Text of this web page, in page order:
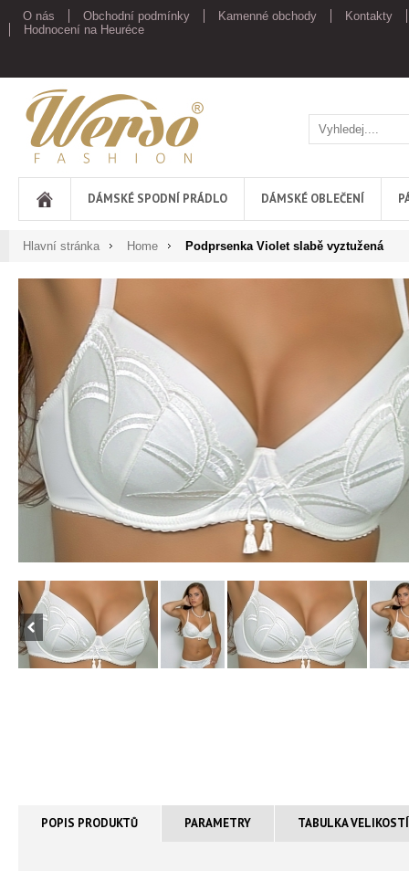
O nás Obchodní podmínky Kamenné obchody
Kontakty
Hodnocení na Heuréce
Werso
DÁMSKÉ SPODNÍ PRÁDLO DÁMSKÉ OBLEČENÍ
Hlavní stránka Home Podprsenka Violet slabě vyztužená
POPIS PRODUKTŮ PARAMETRY TABULKA